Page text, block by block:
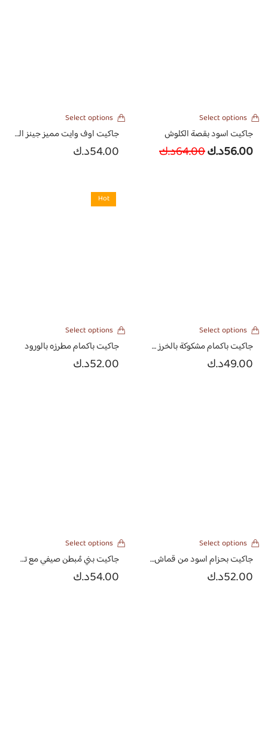
Select options
جاكيت اسود بقصة الكلوش
56.00د.ك64.00د.ك
Select options
جاكيت اوف وايت مميز جينز الصيفي باكمام مشكوكه
54.00د.ك
Select options
جاكيت باكمام مشكوكة بالخرز والخيوط
49.00د.ك
Hot
Select options
جاكيت باكمام مطرزه بالورود
52.00د.ك
Select options
جاكيت بحزام اسود من قماش القطن جينز
52.00د.ك
Select options
جاكيت بني مُبطن صيفي مع تطريز من الشامواه الملون
54.00د.ك